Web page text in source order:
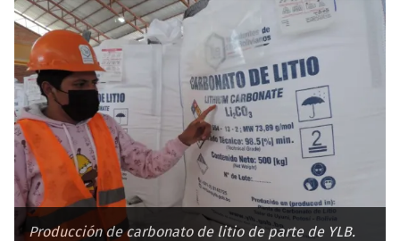
Producción de carbonato de litio de parte de YLB.